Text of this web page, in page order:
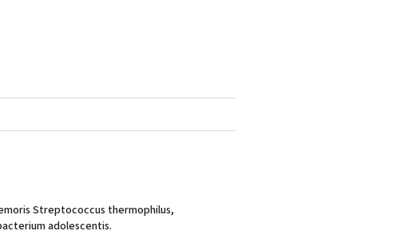
Streptococcus thermophilus,
adolescentis.